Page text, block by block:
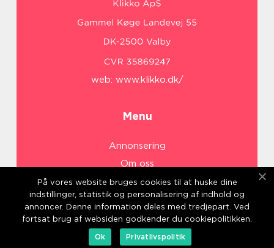
web: www.klikko.dk/
Menu
Annonsering
Om oss
Cookies
Kontakta oss
Sitemap
På vores website bruges cookies til at huske dine
indstillinger, statistik og personalisering af indhold og
annoncer. Denne information deles med tredjepart. Ved
fortsat brug af websiden godkender du cookiepolitikken.
Ok
Privatlivspolitik